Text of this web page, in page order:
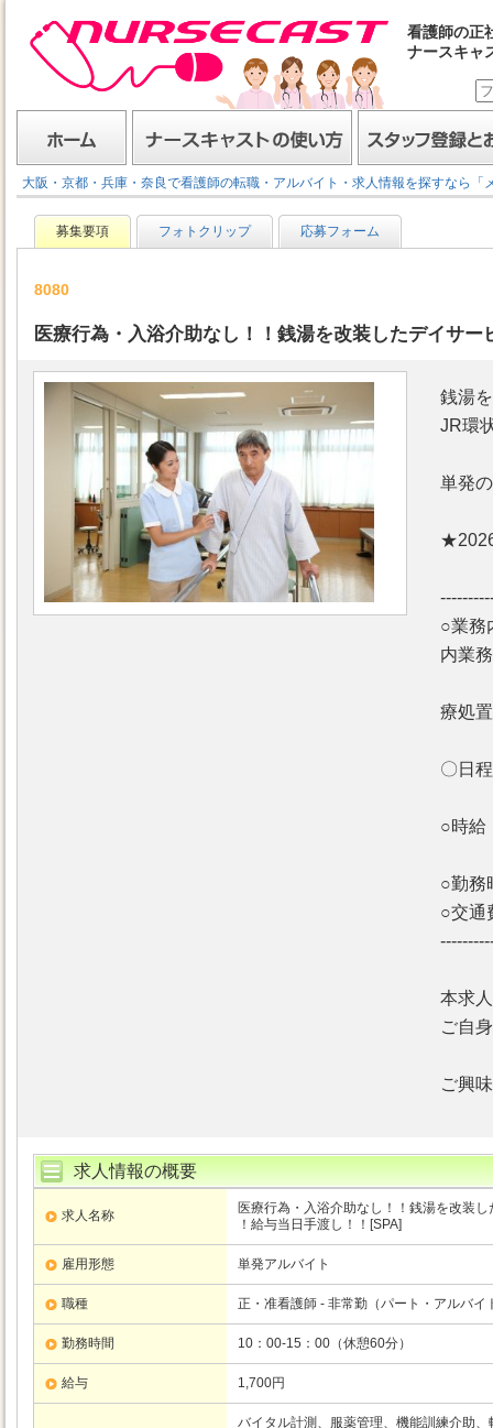
看護師の正
ナースキャ
ホーム ナースキャストの使い方 スタッフ登録とお仕
大阪・京都・兵庫・奈良で看護師の転職・アルバイト・求人情報を探すなら「
募集要項 フォトクリップ 応募フォーム
8080
医療行為・入浴介助なし！！銭湯を改装したデイサ
銭湯
JR環
単発
○業務
内業
療処
〇日
○時
○勤務
○交
本求
ご自
ご興
求人情報の概要
求人名称
医療行為・入浴介助なし！！銭湯を改装し
！給与当日手渡し！！[SPA]
雇用形態 単発アルバイト
職種 正・准看護師 - 非常勤（パート・アルバイ
勤務時間 10：00-15：00（休憩60分）
給与 1,700円
バイタル計測、服薬管理、機能訓練介助